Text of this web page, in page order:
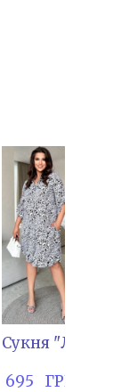
Сукня "ЛЕМ-
695   ГРН